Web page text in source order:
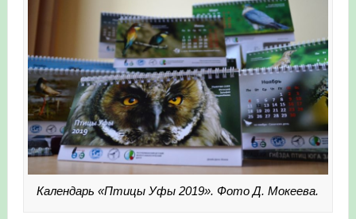
Календарь «Птицы Уфы 2019». Фото Д. Мокеева.